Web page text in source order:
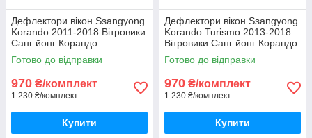
Дефлектори вікон Ssangyong
Korando 2011-2018 Вітровики
Санг йонг Корандо
дефлектори 4шт з 2011 по
2018
Готово до відправки
970 ₴/комплект
1 230 ₴/комплект
Купити
Дефлектори вікон Ssangyong
Korando Turismo 2013-2018
Вітровики Санг йонг Корандо
Туризмо дефлектори 4шт з
2013 по 2018
Готово до відправки
970 ₴/комплект
1 230 ₴/комплект
Купити